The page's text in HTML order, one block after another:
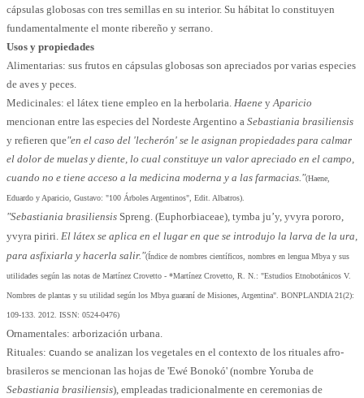
cápsulas globosas con tres semillas en su interior. Su hábitat lo constituyen
fundamentalmente el monte ribereño y serrano.
Usos y propiedades
Alimentarias: sus frutos en cápsulas globosas son apreciados por varias especies
de aves y peces.
Medicinales: el látex tiene empleo en la herbolaria. Haene y Aparicio
mencionan entre las especies del Nordeste Argentino a Sebastiania brasiliensis
y refieren que"en el caso del 'lecherón' se le asignan propiedades para calmar
el dolor de muelas y diente, lo cual constituye un valor apreciado en el campo,
cuando no e tiene acceso a la medicina moderna y a las farmacias."(Haene,
Eduardo y Aparicio, Gustavo: "100 Árboles Argentinos", Edit. Albatros).
"Sebastiania brasiliensis Spreng. (Euphorbiaceae), tymba ju’y, yvyra pororo,
yvyra piriri. El látex se aplica en el lugar en que se introdujo la larva de la ura,
para asfixiarla y hacerla salir."(Índice de nombres científicos, nombres en lengua Mbya y sus
utilidades según las notas de Martínez Crovetto - *Martínez Crovetto, R. N.: "Estudios Etnobotánicos V.
Nombres de plantas y su utilidad según los Mbya guaraní de Misiones, Argentina". BONPLANDIA 21(2):
109-133. 2012. ISSN: 0524-0476)
Ornamentales: arborización urbana.
Rituales: cuando se analizan los vegetales en el contexto de los rituales afro-
brasileros se mencionan las hojas de 'Ewé Bonokó' (nombre Yoruba de
Sebastiania brasiliensis), empleadas tradicionalmente en ceremonias de